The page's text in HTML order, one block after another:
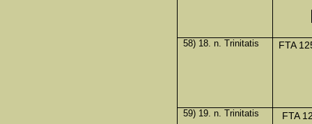
58) 18. n. Trinitatis FTA
59) 19. n. Trinitatis
FTA